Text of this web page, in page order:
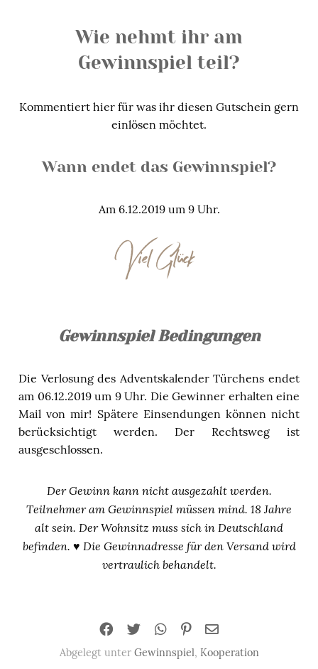
Wie nehmt ihr am
Gewinnspiel teil?
Kommentiert hier für was ihr diesen Gutschein gern
einlösen möchtet.
Wann endet das Gewinnspiel?
Am 6.12.2019 um 9 Uhr.
Viel Glück
Gewinnspiel Bedingungen
Die Verlosung des Adventskalender Türchens endet
am 06.12.2019 ‪um 9 Uhr‬. Die Gewinner erhalten eine
Mail von mir! Spätere Einsendungen können nicht
berücksichtigt werden. Der Rechtsweg ist
ausgeschlossen.
Der Gewinn kann nicht ausgezahlt werden.
Teilnehmer am Gewinnspiel müssen mind. 18 Jahre
alt sein. Der Wohnsitz muss sich in Deutschland
befinden. ♥️ Die Gewinnadresse für den Versand wird
vertraulich behandelt.
Abgelegt unter Gewinnspiel, Kooperation